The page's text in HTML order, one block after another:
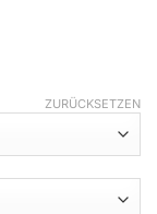
ZURÜCKSETZEN